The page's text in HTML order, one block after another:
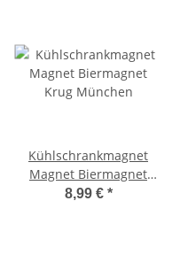
Kühlschrankmagnet
Magnet Biermagnet
Krug München
8,99 € *